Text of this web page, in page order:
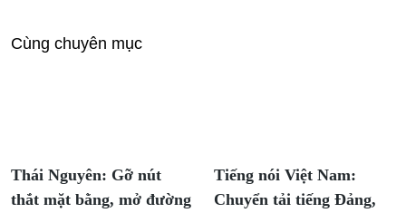
Cùng chuyên mục
Thái Nguyên: Gỡ nút
thắt mặt bằng, mở đường
Tiếng nói Việt Nam:
Chuyển tải tiếng Đảng,